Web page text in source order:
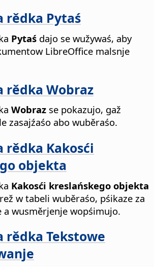
rědka Pytaś
Pytaś dajo se wužywaś, aby
LibreOffice malsnje
rědka Wobraz
Wobraz se pokazujo, gaž
zasajźaśo abo wuběraśo.
rědka Kakosći
objekta
Kakosći kreslańskego objekta
w tabeli wuběraśo, pśikaze za
wusměrjenje wopśimujo.
rědka Tekstowe